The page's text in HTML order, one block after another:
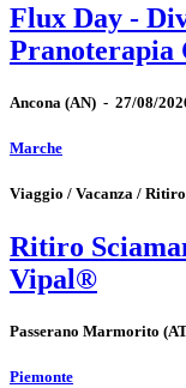
Flux Day -
Pranoterapia
Ancona (AN) - 27/08/
Marche
Viaggio / Vacanza / Ritiro
Ritiro
Vipal®
Passerano Marmorito
Piemonte